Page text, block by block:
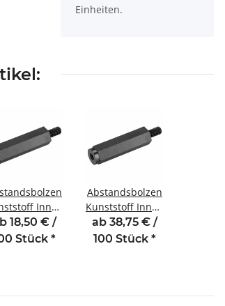
Einheiten.
Innen
mm M6 SW10
18,50 € /
Stück *
Abstandsbolzen
Kunststoff Innen
/Außengewinde
50 mm M6 SW10
ab 38,75 € /
100 Stück *